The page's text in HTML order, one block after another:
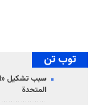
توب تن
سبب تشكيل
المتحدة